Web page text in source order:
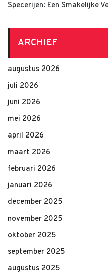
Specerijen: Een Smakelijke
ARCHIEF
augustus 2026
juli 2026
juni 2026
mei 2026
april 2026
maart 2026
februari 2026
januari 2026
december 2025
november 2025
oktober 2025
september 2025
augustus 2025